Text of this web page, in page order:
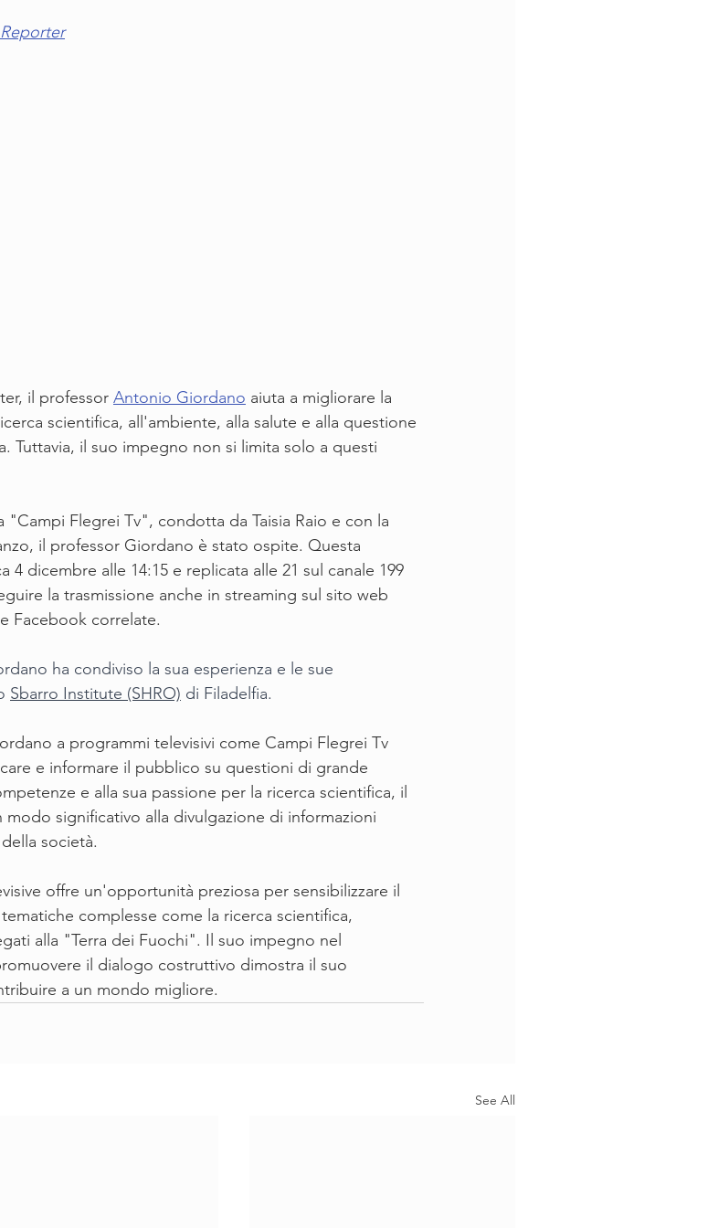
il professor Antonio Giordano aiuta a migliorare la
scientifica, all'ambiente, alla salute e alla questione
Tuttavia, il suo impegno non si limita solo a questi
Flegrei Tv", condotta da Taisia Raio e con la
il professor Giordano è stato ospite. Questa
4 dicembre alle 14:15 e replicata alle 21 sul canale 199
la trasmissione anche in streaming sul sito web
Facebook correlate.
ha condiviso la sua esperienza e le sue
Sbarro Institute (SHRO) di Filadelfia.
a programmi televisivi come Campi Flegrei Tv
e informare il pubblico su questioni di grande
e alla sua passione per la ricerca scientifica, il
significativo alla divulgazione di informazioni
società.
offre un'opportunità preziosa per sensibilizzare il
complesse come la ricerca scientifica,
alla "Terra dei Fuochi". Il suo impegno nel
il dialogo costruttivo dimostra il suo
a un mondo migliore.
See All